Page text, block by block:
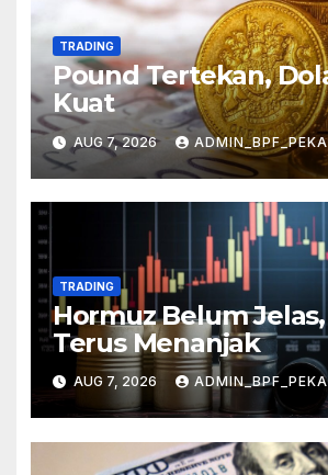
TRADING
Pound Tertekan,
Kuat
AUG 7, 2026
TRADING
Hormuz Belum
Terus Menanjak
AUG 7, 2026